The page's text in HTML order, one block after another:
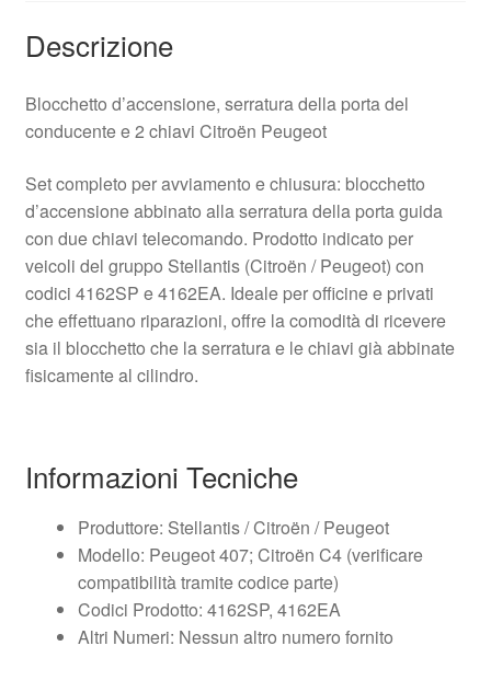
Descrizione
Blocchetto d’accensione, serratura della porta del
conducente e 2 chiavi Citroën Peugeot
Set completo per avviamento e chiusura: blocchetto
d’accensione abbinato alla serratura della porta guida
con due chiavi telecomando. Prodotto indicato per
veicoli del gruppo Stellantis (Citroën / Peugeot) con
codici 4162SP e 4162EA. Ideale per officine e privati
che effettuano riparazioni, offre la comodità di ricevere
sia il blocchetto che la serratura e le chiavi già abbinate
fisicamente al cilindro.
Informazioni Tecniche
Produttore: Stellantis / Citroën / Peugeot
Modello: Peugeot 407; Citroën C4 (verificare
compatibilità tramite codice parte)
Codici Prodotto: 4162SP, 4162EA
Altri Numeri: Nessun altro numero fornito